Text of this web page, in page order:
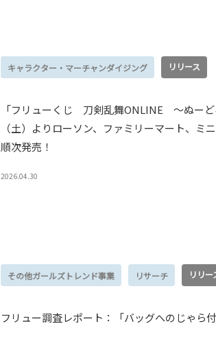
キャラクター・マーチャンダイジング リリース
「フリューくじ 刀剣乱舞ONLINE ～ぬーど
（土）よりローソン、ファミリーマート、
順次発売！
2026.04.30
その他ガールズトレンド事業 リサーチ リリー
フリュー調査レポート：「バッグへのじゃら